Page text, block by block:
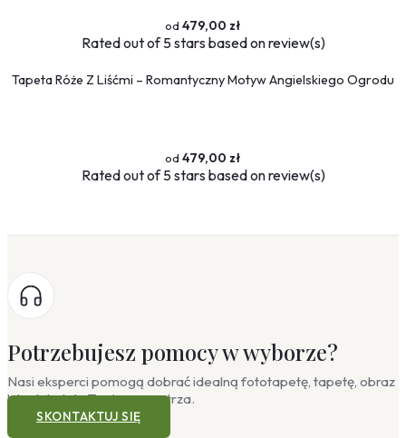
479,00 zł
Ratedout of 5 stars based onreview(s)
Tapeta Róże Z Liśćmi – Romantyczny Motyw Angielskiego Ogrodu
479,00 zł
Ratedout of 5 stars based onreview(s)
Potrzebujesz pomocy w wyborze?
Nasi eksperci pomogą dobrać idealną fototapetę, tapetę, obraz
lub plakat do Twojego wnętrza.
SKONTAKTUJ SIĘ